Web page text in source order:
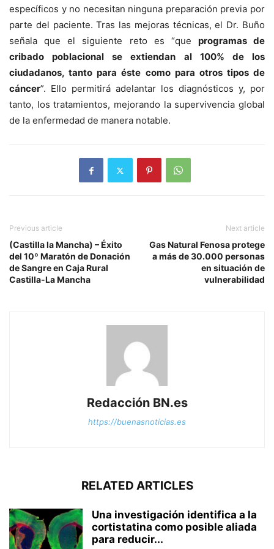
específicos y no necesitan ninguna preparación previa por
parte del paciente. Tras las mejoras técnicas, el Dr. Buño
señala que el siguiente reto es “que programas de
cribado poblacional se extiendan al 100% de los
ciudadanos, tanto para éste como para otros tipos de
cáncer”. Ello permitirá adelantar los diagnósticos y, por
tanto, los tratamientos, mejorando la supervivencia global
de la enfermedad de manera notable.
Previous article
(Castilla la Mancha) – Éxito
del 10º Maratón de Donación
de Sangre en Caja Rural
Castilla-La Mancha
Next article
Gas Natural Fenosa protege
a más de 30.000 personas
en situación de
vulnerabilidad
Redacción BN.es
https://buenasnoticias.es
RELATED ARTICLES
Una investigación identifica a la
cortistatina como posible aliada
para reducir...